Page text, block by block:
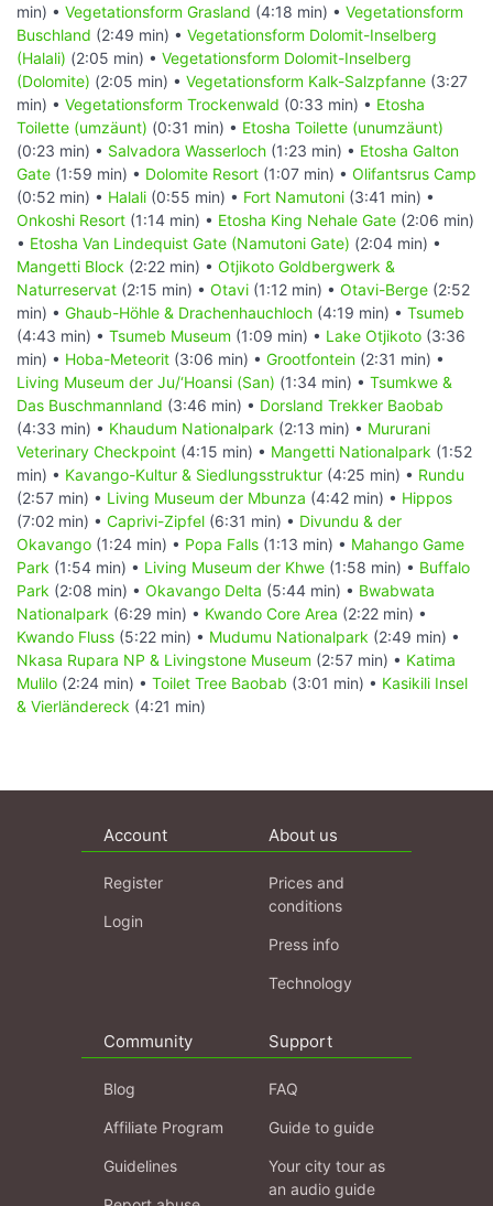
min) • Vegetationsform Grasland (4:18 min) • Vegetationsform
Buschland (2:49 min) • Vegetationsform Dolomit-Inselberg
(Halali) (2:05 min) • Vegetationsform Dolomit-Inselberg
(Dolomite) (2:05 min) • Vegetationsform Kalk-Salzpfanne (3:27
min) • Vegetationsform Trockenwald (0:33 min) • Etosha
Toilette (umzäunt) (0:31 min) • Etosha Toilette (unumzäunt)
(0:23 min) • Salvadora Wasserloch (1:23 min) • Etosha Galton
Gate (1:59 min) • Dolomite Resort (1:07 min) • Olifantsrus Camp
(0:52 min) • Halali (0:55 min) • Fort Namutoni (3:41 min) •
Onkoshi Resort (1:14 min) • Etosha King Nehale Gate (2:06 min)
• Etosha Van Lindequist Gate (Namutoni Gate) (2:04 min) •
Mangetti Block (2:22 min) • Otjikoto Goldbergwerk &
Naturreservat (2:15 min) • Otavi (1:12 min) • Otavi-Berge (2:52
min) • Ghaub-Höhle & Drachenhauchloch (4:19 min) • Tsumeb
(4:43 min) • Tsumeb Museum (1:09 min) • Lake Otjikoto (3:36
min) • Hoba-Meteorit (3:06 min) • Grootfontein (2:31 min) •
Living Museum der Ju/‘Hoansi (San) (1:34 min) • Tsumkwe &
Das Buschmannland (3:46 min) • Dorsland Trekker Baobab
(4:33 min) • Khaudum Nationalpark (2:13 min) • Mururani
Veterinary Checkpoint (4:15 min) • Mangetti Nationalpark (1:52
min) • Kavango-Kultur & Siedlungsstruktur (4:25 min) • Rundu
(2:57 min) • Living Museum der Mbunza (4:42 min) • Hippos
(7:02 min) • Caprivi-Zipfel (6:31 min) • Divundu & der
Okavango (1:24 min) • Popa Falls (1:13 min) • Mahango Game
Park (1:54 min) • Living Museum der Khwe (1:58 min) • Buffalo
Park (2:08 min) • Okavango Delta (5:44 min) • Bwabwata
Nationalpark (6:29 min) • Kwando Core Area (2:22 min) •
Kwando Fluss (5:22 min) • Mudumu Nationalpark (2:49 min) •
Nkasa Rupara NP & Livingstone Museum (2:57 min) • Katima
Mulilo (2:24 min) • Toilet Tree Baobab (3:01 min) • Kasikili Insel
& Vierländereck (4:21 min)
Account
Register
Login
About us
Prices and
conditions
Press info
Technology
Community
Blog
Affiliate Program
Guidelines
Support
FAQ
Guide to guide
Your city tour as
an audio guide